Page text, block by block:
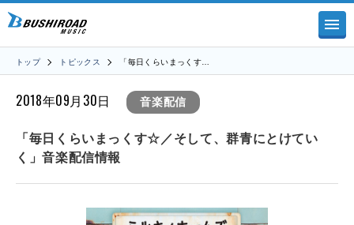
トップ トピックス 「毎日くらいまっくす…
2018年09月30日 音楽配信
「毎日くらいまっくす☆／そして、群青にとけてい
く」音楽配信情報